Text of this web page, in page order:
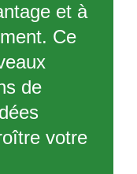
et à
Ce
de
votre